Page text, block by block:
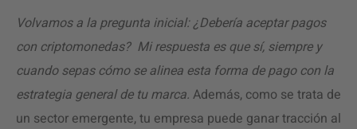
Volvamos a la pregunta inicial: ¿Debería aceptar pagos
con criptomonedas? Mi respuesta es que sí, siempre y
cuando sepas cómo se alinea esta forma de pago con la
estrategia general de tu marca. Además, como se trata de
un sector emergente, tu empresa puede ganar tracción al